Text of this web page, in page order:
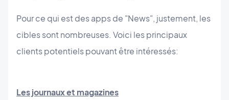
Pour ce qui est des apps de "News", justement, les
cibles sont nombreuses. Voici les principaux
clients potentiels pouvant être intéressés:
Les journaux et magazines